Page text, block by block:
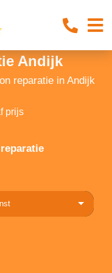
Andijk
reparatie in Andijk
prijs